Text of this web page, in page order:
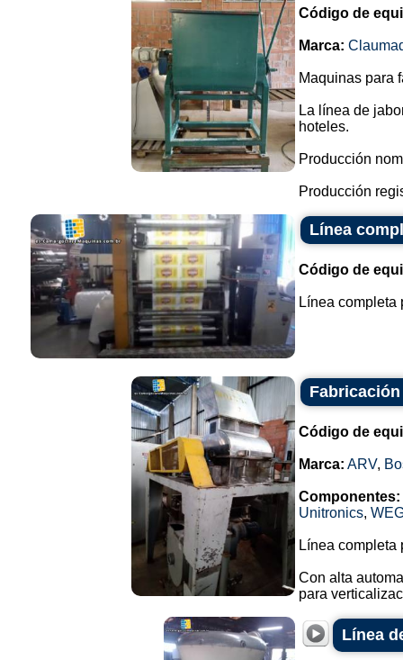
Código de
Marca:
Maquinas para
La línea de
hoteles.
Producción
Producción
Línea
Código de
Línea completa
Código de
Marca: ARV,
Componentes:
Unitronics,
Línea completa
Con alta
para
Línea